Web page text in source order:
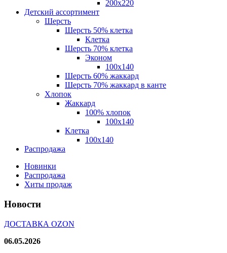
200х220
Детский ассортимент
Шерсть
Шерсть 50% клетка
Клетка
Шерсть 70% клетка
Эконом
100x140
Шерсть 60% жаккард
Шерсть 70% жаккард в канте
Хлопок
Жаккард
100% хлопок
100x140
Клетка
100х140
Распродажа
Новинки
Распродажа
Хиты продаж
Новости
ДОСТАВКА OZON
06.05.2026